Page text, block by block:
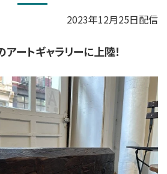
2023年12月25日配信
アートギャラリーに上陸！